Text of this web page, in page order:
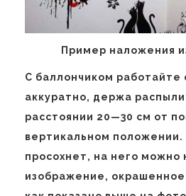
Пример наложения
С баллончиком работайте
аккуратно, держа
расстоянии 20—30 см от
вертикальном положении.
просохнет, на него можно
изображение, окрашенное